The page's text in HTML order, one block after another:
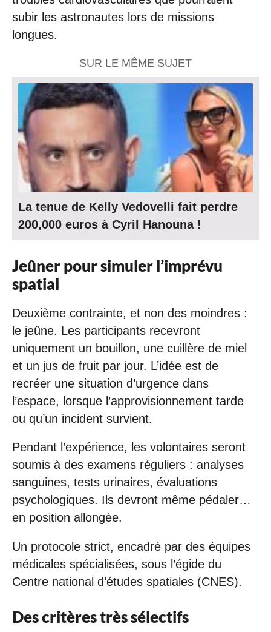
subir les astronautes lors de missions
longues.
SUR LE MÊME SUJET
La tenue de Kelly Vedovelli fait perdre
200,000 euros à Cyril Hanouna !
Jeûner pour simuler l’imprévu
spatial
Deuxième contrainte, et non des moindres :
le jeûne. Les participants recevront
uniquement un bouillon, une cuillère de miel
et un jus de fruit par jour. L’idée est de
recréer une situation d’urgence dans
l’espace, lorsque l’approvisionnement tarde
ou qu’un incident survient.
Pendant l’expérience, les volontaires seront
soumis à des examens réguliers : analyses
sanguines, tests urinaires, évaluations
psychologiques. Ils devront même pédaler…
en position allongée.
Un protocole strict, encadré par des équipes
médicales spécialisées, sous l’égide du
Centre national d’études spatiales (CNES).
Des critères très sélectifs